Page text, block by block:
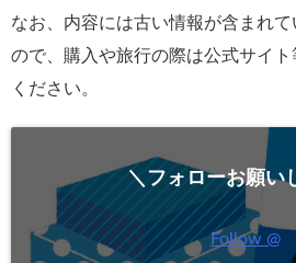
なお、内容には古い情報が含まれ
ので、購入や旅行の際は公式サイ
ください。
＼フォローお願い
Follow @